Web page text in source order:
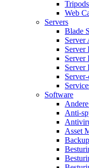
Web
Servers
Blade
Server
Server
Server
Server
Software
Anti-
Asset